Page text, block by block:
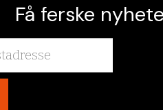
Få ferske